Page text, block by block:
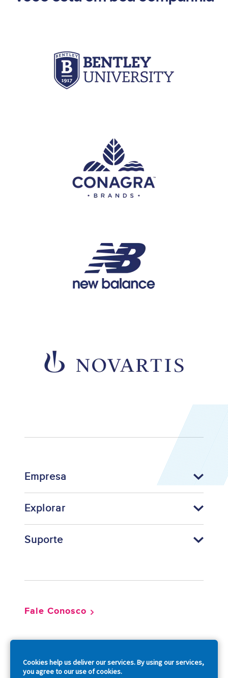
Cookies help us deliver our services. By using our services,
you agree to our use of cookies.
Empresa
Explorar
Suporte
Fale Conosco